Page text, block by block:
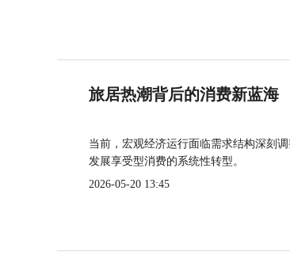
旅居热潮背后的消费新蓝海
当前，宏观经济运行面临需求结构深刻
发展享受型消费的系统性转型。
2026-05-20 13:45